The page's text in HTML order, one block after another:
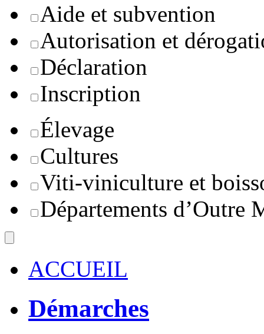
Aide et subvention
Autorisation et
Déclaration
Inscription
Élevage
Cultures
Viti-viniculture et
Départements d’Outre
ACCUEIL
Démarches